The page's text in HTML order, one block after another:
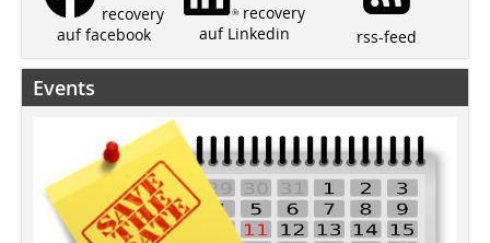
recovery
auf facebook
recovery
auf Linkedin
rss-feed
Events